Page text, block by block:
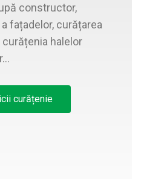
constructor,
fațadelor, curățarea
halelor
curățenie